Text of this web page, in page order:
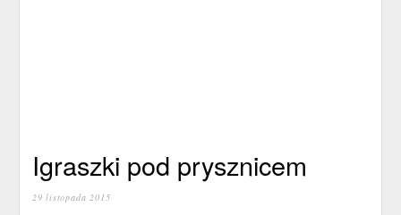
Igraszki pod prysznicem
29 listopada 2015